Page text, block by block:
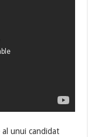
al unui candidat